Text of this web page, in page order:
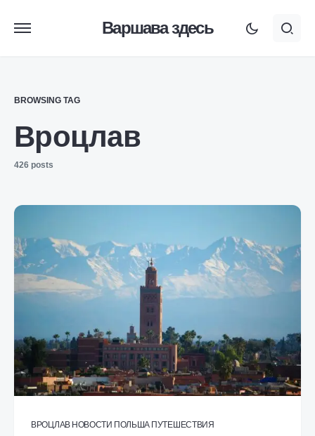
Варшава здесь
BROWSING TAG
Вроцлав
426 posts
ВРОЦЛАВ НОВОСТИ ПОЛЬША ПУТЕШЕСТВИЯ